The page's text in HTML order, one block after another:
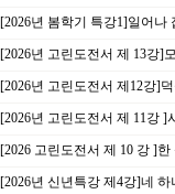
[2026년 봄학기 특강1]일어나
[2026년 고린도전서 제 13강]
[2026년 고린도전서 제12강]
[2026년 고린도전서 제 11강
[2026 고린도전서 제 10 강 ]
[2026년 신년특강 제4강]네